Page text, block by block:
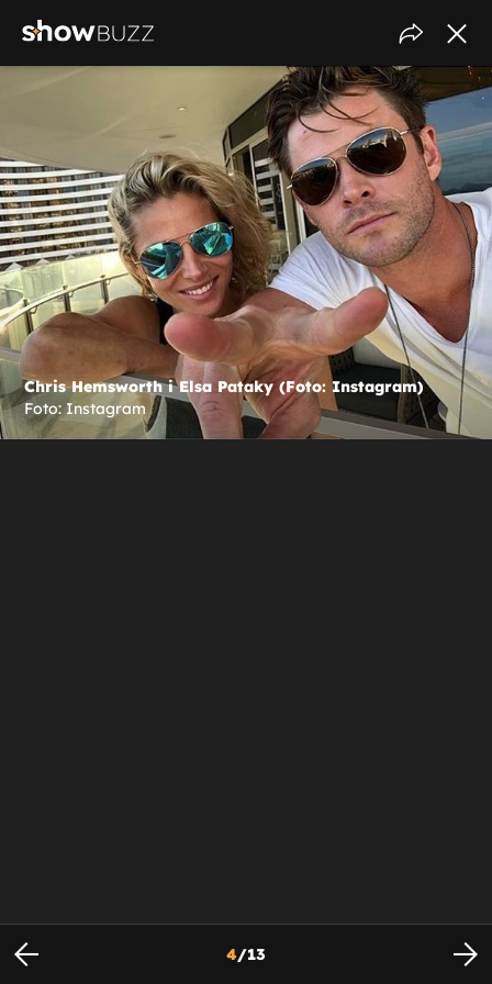
Chris Hemsworth i Elsa Pataky (Foto: Instagram)
Foto: Instagram
4/13